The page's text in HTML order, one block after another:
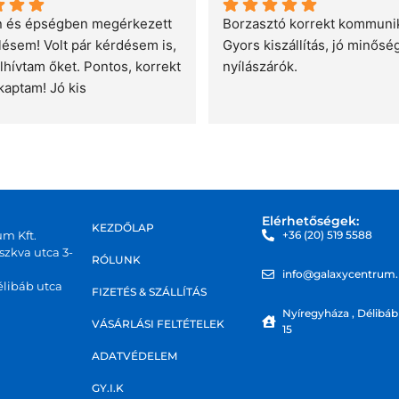
és épségben megérkezett
Volt pár kérdésem is,
őket. Pontos, korrekt
Jó kis
Borzasztó korrekt
Gyors kiszállítás, jó
nyílászárók.
Kft.
utca 3-
utca
KEZDŐLAP
RÓLUNK
FIZETÉS & SZÁLLÍTÁS
VÁSÁRLÁSI FELTÉTELEK
ADATVÉDELEM
GY.I.K
Elérhetőségek:
+36 (20) 519 5588
Nyíregyháza , Délibáb
15